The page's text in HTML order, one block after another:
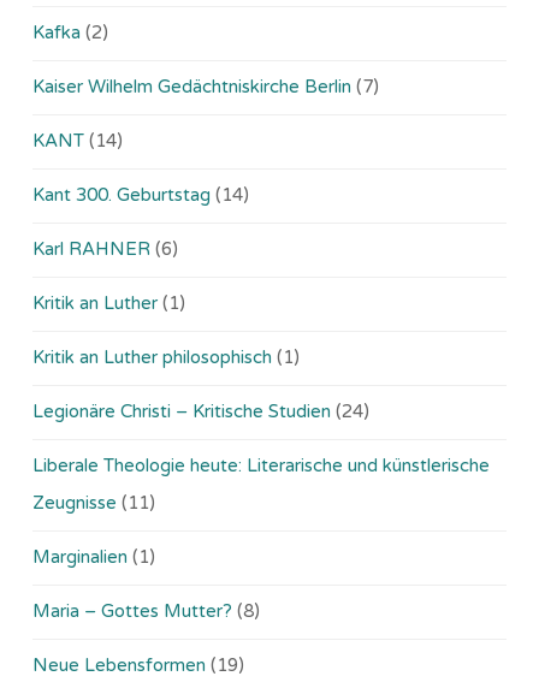
Kafka (2)
Kaiser Wilhelm Gedächtniskirche Berlin (7)
KANT (14)
Kant 300. Geburtstag (14)
Karl RAHNER (6)
Kritik an Luther (1)
Kritik an Luther philosophisch (1)
Legionäre Christi – Kritische Studien (24)
Liberale Theologie heute: Literarische und künstlerische
Zeugnisse (11)
Marginalien (1)
Maria – Gottes Mutter? (8)
Neue Lebensformen (19)